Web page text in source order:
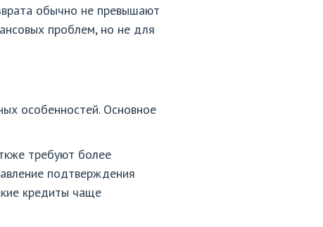
обычно не превышают
проблем, но не для
особенностей. Основное
требуют более
подтверждения
кредиты чаще